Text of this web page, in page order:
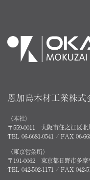
恩加島木材工業株式
〈本社〉
〒559-0011 大阪市住之江区北
TEL 06-6681-0541 / FAX 06-
〈東京営業所〉
〒191-0062 東京都日野市多摩
TEL 042-502-1171 / FAX 042-